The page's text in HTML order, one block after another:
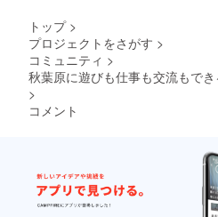
トップ >
プロジェクトをさがす >
コミュニティ >
秋葉原に遊びも仕事も交流もで
>
コメント